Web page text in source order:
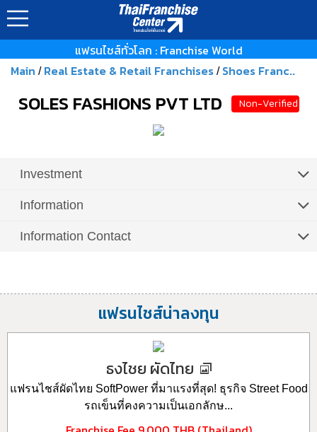
แฟรนไชส์ทั่วโลก : Franchise World
Main / Real Estate & Retail Franchises / Shoes Franc..
SOLES FASHIONS PVT LTD Non-Verified
Investment
Information
Information Contact
แฟรนไชส์น่าลงทุน
ธงไชย ผัดไทย
แฟรนไชส์ผัดไทย SoftPower ที่มาแรงที่สุด! ธุรกิจ Street Food
รถเข็นที่คงความเป็นเอกลักษ...